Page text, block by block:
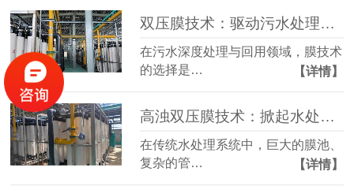
双压膜技术：驱动污水处理效率的革新性突破
在污水深度处理与回用领域，膜技术
的选择是…
【详情】
高浊​双压膜技术：掀起水处理行业的效率革命与成本重构
在传统水处理系统中，巨大的膜池、
复杂的管…
【详情】